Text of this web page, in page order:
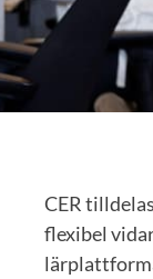
CER
flexibel